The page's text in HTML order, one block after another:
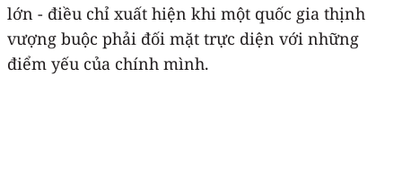
lớn - điều chỉ xuất hiện khi một quốc gia thịnh
vượng buộc phải đối mặt trực diện với những
điểm yếu của chính mình.